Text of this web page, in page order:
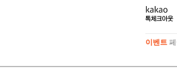
이벤트